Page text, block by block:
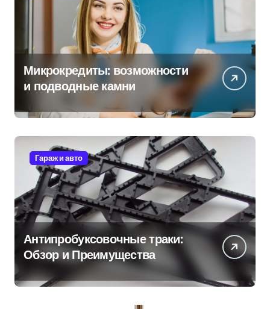
Микрокредиты: возможности
и подводные камни
Гараж и авто
Антипробуксовочные траки:
Обзор и Преимущества